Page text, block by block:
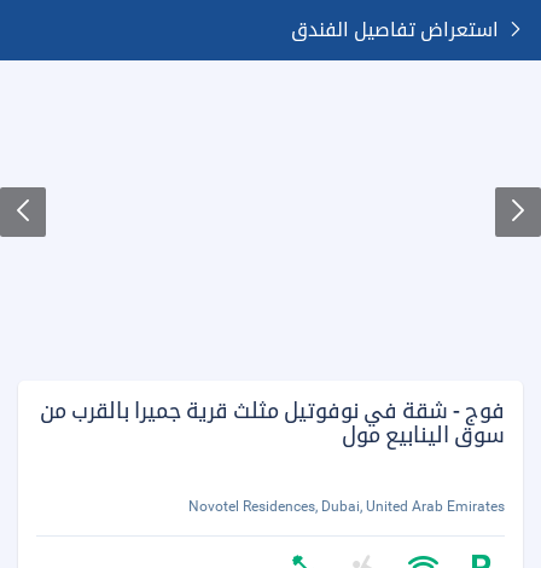
استعراض تفاصيل الفندق
فوج - شقة في نوفوتيل مثلث قرية جميرا بالقرب من
سوق الينابيع مول
Novotel Residences, Dubai, United Arab Emirates